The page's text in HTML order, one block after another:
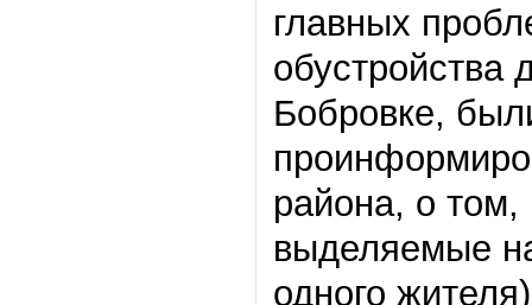
главных
обустройства
Бобровке,
района, о том,
выделяемые
одного